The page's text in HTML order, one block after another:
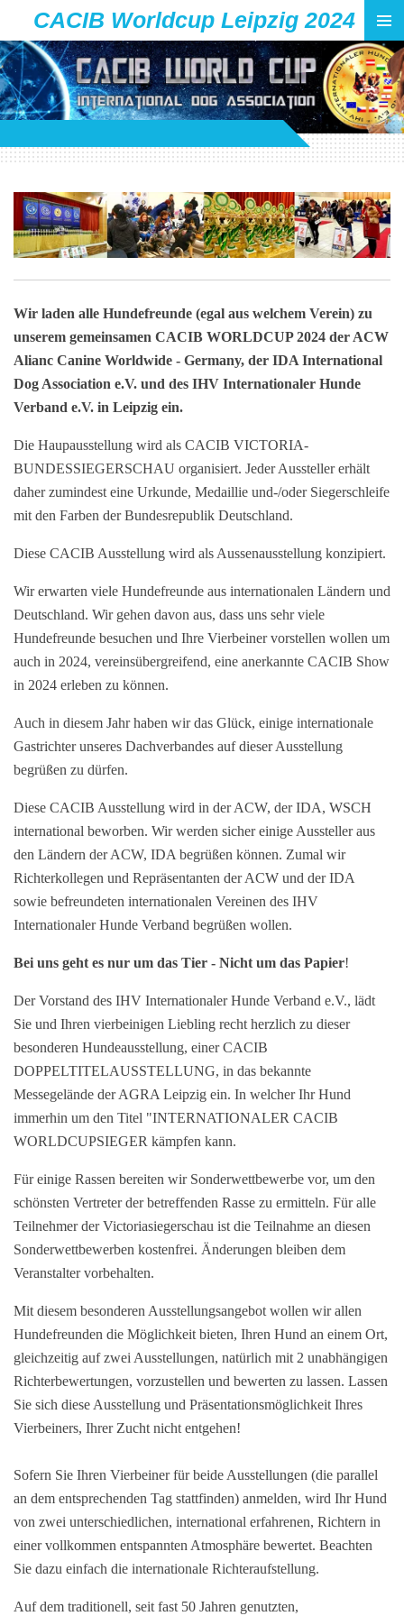
Zum
Hauptinhalt
springen
CACIB Worldcup Leipzig 2024
Wir laden alle Hundefreunde (egal aus welchem Verein) zu
unserem gemeinsamen CACIB WORLDCUP 2024 der ACW
Alianc Canine Worldwide - Germany, der IDA International
Dog Association e.V. und des IHV Internationaler Hunde
Verband e.V. in Leipzig ein.
Die Haupausstellung wird als CACIB VICTORIA-
BUNDESSIEGERSCHAU organisiert. Jeder Aussteller erhält
daher zumindest eine Urkunde, Medaillie und-/oder Siegerschleife
mit den Farben der Bundesrepublik Deutschland.
Diese CACIB Ausstellung wird als Aussenausstellung konzipiert.
Wir erwarten viele Hundefreunde aus internationalen Ländern und
Deutschland. Wir gehen davon aus, dass uns sehr viele
Hundefreunde besuchen und Ihre Vierbeiner vorstellen wollen um
auch in 2024, vereinsübergreifend, eine anerkannte CACIB Show
in 2024 erleben zu können.
Auch in diesem Jahr haben wir das Glück, einige internationale
Gastrichter unseres Dachverbandes auf dieser Ausstellung
begrüßen zu dürfen.
Diese CACIB Ausstellung wird in der ACW, der IDA, WSCH
international beworben. Wir werden sicher einige Aussteller aus
den Ländern der ACW, IDA begrüßen können. Zumal wir
Richterkollegen und Repräsentanten der ACW und der IDA
sowie befreundeten internationalen Vereinen des IHV
Internationaler Hunde Verband begrüßen wollen.
Bei uns geht es nur um das Tier - Nicht um das Papier!
Der Vorstand des IHV Internationaler Hunde Verband e.V., lädt
Sie und Ihren vierbeinigen Liebling recht herzlich zu dieser
besonderen Hundeausstellung, einer CACIB
DOPPELTITELAUSSTELLUNG, in das bekannte
Messegelände der AGRA Leipzig ein. In welcher Ihr Hund
immerhin um den Titel "INTERNATIONALER CACIB
WORLDCUPSIEGER kämpfen kann.
Für einige Rassen bereiten wir Sonderwettbewerbe vor, um den
schönsten Vertreter der betreffenden Rasse zu ermitteln. Für alle
Teilnehmer der Victoriasiegerschau ist die Teilnahme an diesen
Sonderwettbewerben kostenfrei. Änderungen bleiben dem
Veranstalter vorbehalten.
Mit diesem besonderen Ausstellungsangebot wollen wir allen
Hundefreunden die Möglichkeit bieten, Ihren Hund an einem Ort,
gleichzeitig auf zwei Ausstellungen, natürlich mit 2 unabhängigen
Richterbewertungen, vorzustellen und bewerten zu lassen. Lassen
Sie sich diese Ausstellung und Präsentationsmöglichkeit Ihres
Vierbeiners, Ihrer Zucht nicht entgehen!
Sofern Sie Ihren Vierbeiner für beide Ausstellungen (die parallel
an dem entsprechenden Tag stattfinden) anmelden, wird Ihr Hund
von zwei unterschiedlichen, international erfahrenen, Richtern in
einer vollkommen entspannten Atmosphäre bewertet. Beachten
Sie dazu einfach die internationale Richteraufstellung.
Auf dem traditionell, seit fast 50 Jahren genutzten,